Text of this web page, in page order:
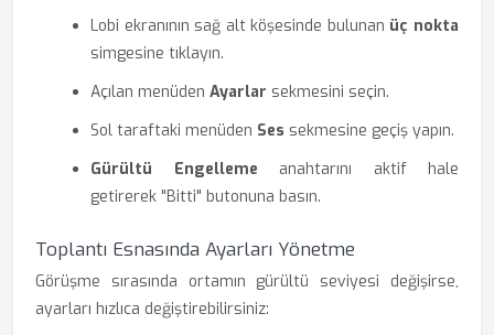
Lobi ekranının sağ alt köşesinde bulunan üç nokta
simgesine tıklayın.
Açılan menüden Ayarlar sekmesini seçin.
Sol taraftaki menüden Ses sekmesine geçiş yapın.
Gürültü Engelleme anahtarını aktif hale
getirerek "Bitti" butonuna basın.
Toplantı Esnasında Ayarları Yönetme
Görüşme sırasında ortamın gürültü seviyesi değişirse,
ayarları hızlıca değiştirebilirsiniz: